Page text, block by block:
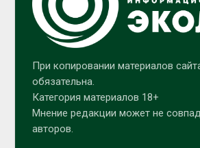
При копировании материалов
обязательна.
Категория материалов 18+
Мнение редакции может не
авторов.